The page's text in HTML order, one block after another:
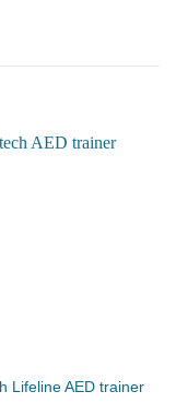
Lifeline AED trainer